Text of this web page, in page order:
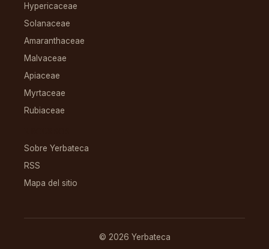
Hypericaceae
Solanaceae
Amaranthaceae
Malvaceae
Apiaceae
Myrtaceae
Rubiaceae
Sobre Yerbateca
RSS
Mapa del sitio
© 2026 Yerbateca